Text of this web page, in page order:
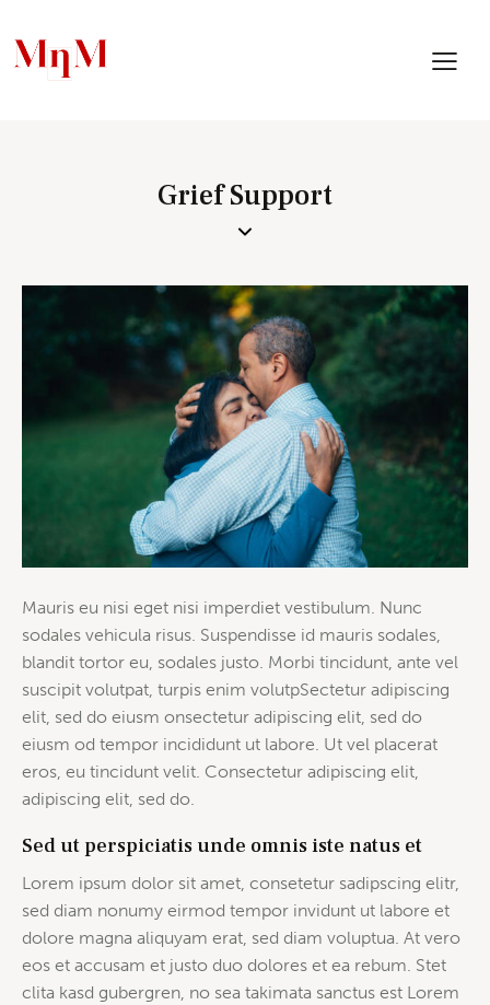
Grief Support
Mauris eu nisi eget nisi imperdiet vestibulum. Nunc
sodales vehicula risus. Suspendisse id mauris sodales,
blandit tortor eu, sodales justo. Morbi tincidunt, ante vel
suscipit volutpat, turpis enim volutpSectetur adipiscing
elit, sed do eiusm onsectetur adipiscing elit, sed do
eiusm od tempor incididunt ut labore. Ut vel placerat
eros, eu tincidunt velit. Consectetur adipiscing elit,
adipiscing elit, sed do.
Sed ut perspiciatis unde omnis iste natus et
Lorem ipsum dolor sit amet, consetetur sadipscing elitr,
sed diam nonumy eirmod tempor invidunt ut labore et
dolore magna aliquyam erat, sed diam voluptua. At vero
eos et accusam et justo duo dolores et ea rebum. Stet
clita kasd gubergren, no sea takimata sanctus est Lorem